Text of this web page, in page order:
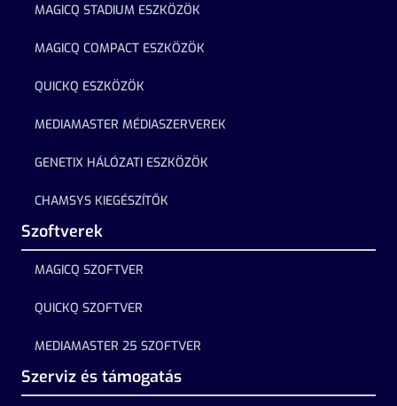
MAGICQ STADIUM ESZKÖZÖK
MAGICQ COMPACT ESZKÖZÖK
QUICKQ ESZKÖZÖK
MEDIAMASTER MÉDIASZERVEREK
GENETIX HÁLÓZATI ESZKÖZÖK
CHAMSYS KIEGÉSZÍTŐK
Szoftverek
MAGICQ SZOFTVER
QUICKQ SZOFTVER
MEDIAMASTER 25 SZOFTVER
Szerviz és támogatás